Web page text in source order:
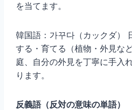
を当てます。
韓国語：가꾸다（カックダ）
する・育てる（植物・外見な
庭、自分の外見を丁寧に手入
ります。
反義語（反対の意味の単語）